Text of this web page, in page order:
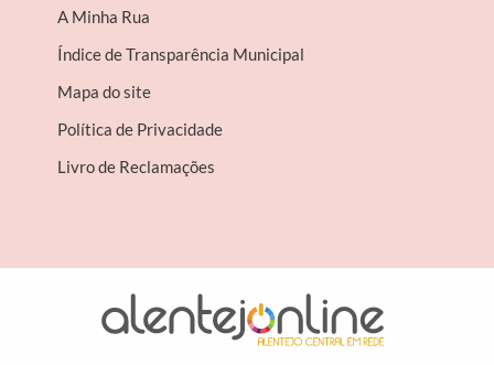
A Minha Rua
Índice de Transparência Municipal
Mapa do site
Política de Privacidade
Livro de Reclamações